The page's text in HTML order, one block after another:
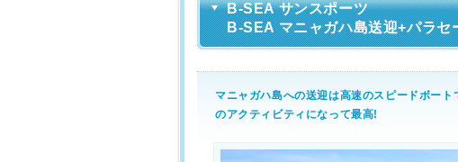
B-SEA サンスポーツ
B-SEA マニャガハ島送迎+パラセ
マニャガハ島への送迎は高速のスピードボー
のアクティビティになって最高!